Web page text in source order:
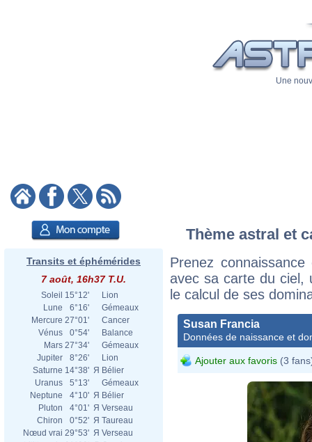
Une
Transits et éphémérides
7 août, 16h37 T.U.
Soleil 15°12'
Lion
Lune
6°16'
Gémeaux
Mercure 27°01'
Cancer
Vénus
0°54'
Balance
Mars 27°34'
Gémeaux
Jupiter
8°26'
Lion
Saturne 14°38' Я Bélier
Uranus
5°13'
Gémeaux
Neptune
4°10' Я Bélier
Pluton
4°01' Я Verseau
Chiron
0°52' Я Taureau
Nœud vrai 29°53' Я Verseau
Thème astral et
Prenez
avec sa carte du ciel,
le calcul de ses
Susan Francia
Données de naissance et
Ajouter aux favoris (3